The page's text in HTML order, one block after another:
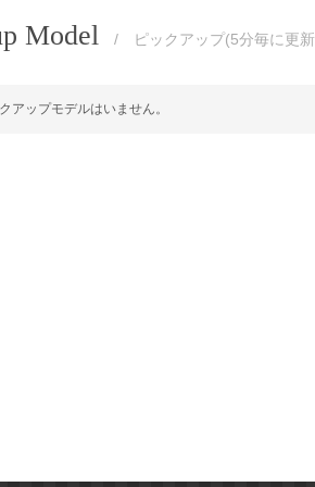
Model / ピックアップ(5分毎に更
アップモデルはいません。